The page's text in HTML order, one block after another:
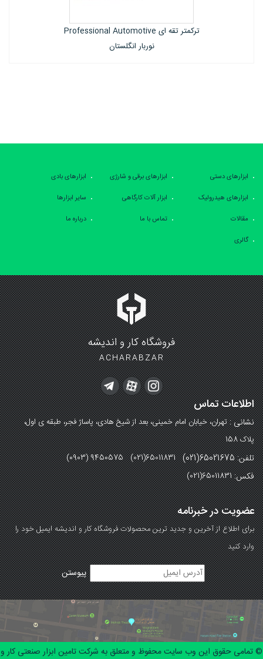
ترکمتر تقه ای Professional Automotive
نوربار انگلستان
ابزارهای دستی ابزارهای برقی و شارژی
ابزارهای بادی
ابزارهای هیدرولیک
ابزار آلات کارگاهی
سایر ابزارها
مقالات
تماس با ما
درباره ما
گالری
فروشگاه کار و اندیشه
ACHARABZAR
اطلاعات تماس
نشانی :تهران، خیابان امام خمینی، بعد از شیخ هادی، پاساژ فجر، طبقه ی اول،
پلاک 158
تلفن: 65021675(021) (0903) 9450575 (021)65011831
فکس:(021)65011831
عضویت در خبرنامه
برای اطلاع از آخرین و جدید ترین محصولات فروشگاه کار و اندیشه ایمیل خود را
وارد کنید
© تمامی حقوق این وب سایت محفوظ و متعلق به شرکت تامین ابزار صنعتی کار و